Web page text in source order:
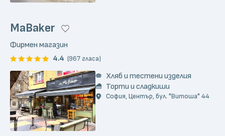
MaBaker
Фирмен магазин
4.4 (967 гласа)
Хляб и тестени изделия
Торти и сладкиши
София, Център, бул. "Витоша" 44